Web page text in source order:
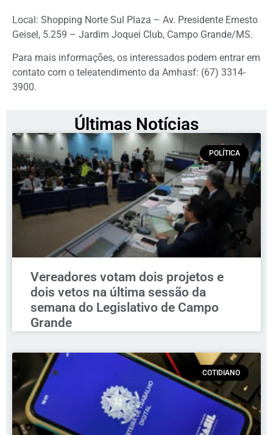
Local: Shopping Norte Sul Plaza – Av. Presidente Ernesto
Geisel, 5.259 – Jardim Joquei Club, Campo Grande/MS.
Para mais informações, os interessados podem entrar em
contato com o teleatendimento da Amhasf: (67) 3314-
3900.
Últimas Notícias
POLÍTICA
Vereadores votam dois projetos e
dois vetos na última sessão da
semana do Legislativo de Campo
Grande
COTIDIANO